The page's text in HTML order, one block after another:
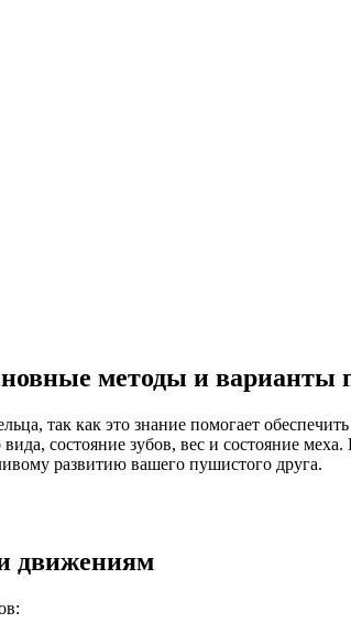
методы и варианты
так как это знание помогает
состояние зубов, вес и состояние
развитию вашего пушистого друга.
движениям